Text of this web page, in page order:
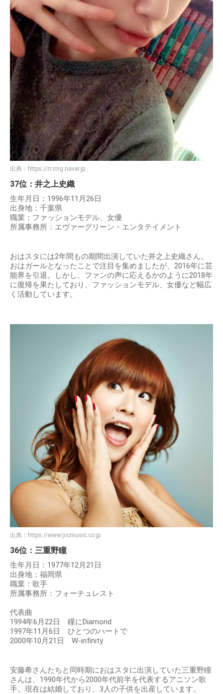
出典： https://rr.img.naver.jp
37位：井之上史織
生年月日：1996年11月26日
出身地：千葉県
職業：ファッションモデル、女優
所属事務所：エヴァーグリーン・エンタテイメント
おはスタには2年間もの期間出演していた井之上史織さん。
おはガールとなったことで注目を集めましたが、2016年に芸
能界を引退。しかし、ファンの声に応えるかのように2018年
に復帰を果たしており、ファッションモデル、女優など幅広
く活動しています。
出典： https://www.jvcmusic.co.jp
36位：三重野瞳
生年月日：1977年12月21日
出身地：福岡県
職業：歌手
所属事務所：フォーチュレスト
代表曲
1994年6月22日 瞳にDiamond
1997年11月6日 ひとつのハートで
2000年10月21日 W-infinity
安藤希さんたちと同時期におはスタに出演していた三重野瞳
さんは、1990年代から2000年代前半を代表するアニソン歌
手。現在は結婚しており、3人の子供を出産しています。